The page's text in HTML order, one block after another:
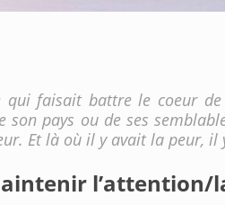
qui faisait battre le coeur de
son pays ou de ses
Et là où il y avait la peur, il
l’attention/